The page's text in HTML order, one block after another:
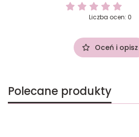
Liczba ocen: 0
Oceń i opisz
Polecane produkty